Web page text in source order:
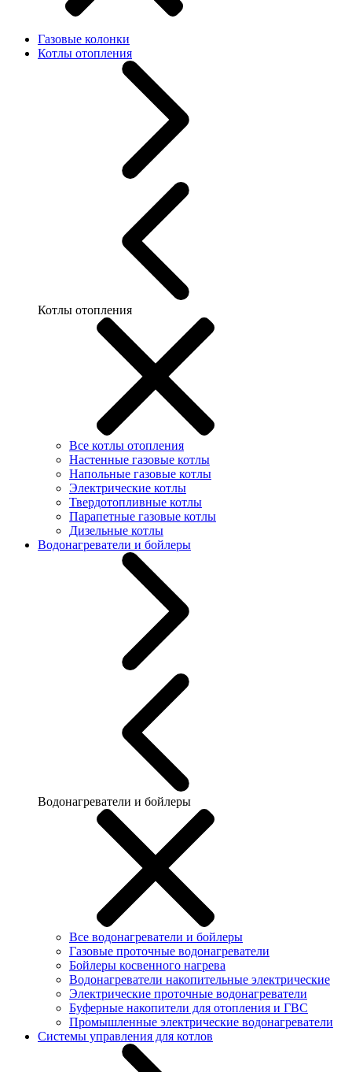
Газовые колонки
Котлы отопления
Котлы отопления
Все котлы отопления
Настенные газовые котлы
Напольные газовые котлы
Электрические котлы
Твердотопливные котлы
Парапетные газовые котлы
Дизельные котлы
Водонагреватели и бойлеры
Водонагреватели и бойлеры
Все водонагреватели и бойлеры
Газовые проточные водонагреватели
Бойлеры косвенного нагрева
Водонагреватели накопительные электрические
Электрические проточные водонагреватели
Буферные накопители для отопления и ГВС
Промышленные электрические водонагреватели
Системы управления для котлов